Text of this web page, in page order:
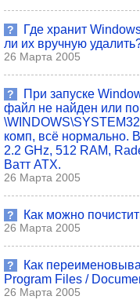
?
Где хранит
ли их вручную
26 Марта 2005
?
При запуске
файл не найден или
комп, всё нормально.
2.2 GHz, 512 RAM,
Ватт ATX.
26 Марта 2005
? Как можно
26 Марта 2005
?
Как
Program Files /
26 Марта 2005